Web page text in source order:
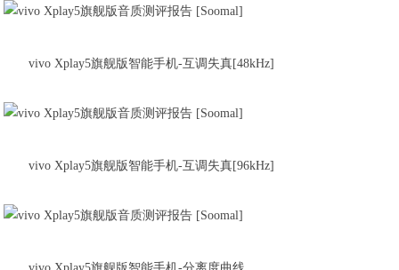
vivo Xplay5旗舰版智能手机-互调失真[48kHz]
vivo Xplay5旗舰版智能手机-互调失真[96kHz]